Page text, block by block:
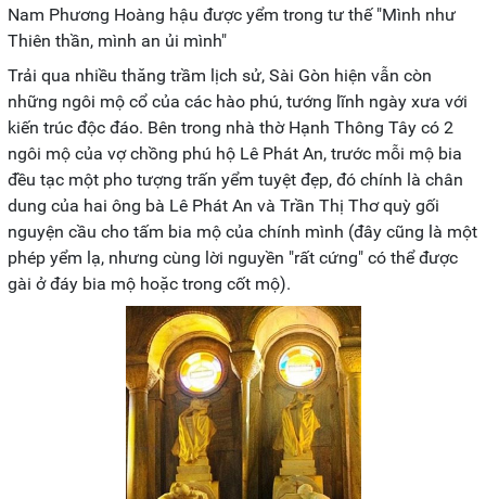
Nam Phương Hoàng hậu được yểm trong tư thế "Mình như
Thiên thần, mình an ủi mình"
Trải qua nhiều thăng trầm lịch sử, Sài Gòn hiện vẫn còn
những ngôi mộ cổ của các hào phú, tướng lĩnh ngày xưa với
kiến trúc độc đáo. Bên trong nhà thờ Hạnh Thông Tây có 2
ngôi mộ của vợ chồng phú hộ Lê Phát An, trước mỗi mộ bia
đều tạc một pho tượng trấn yểm tuyệt đẹp, đó chính là chân
dung của hai ông bà Lê Phát An và Trần Thị Thơ quỳ gối
nguyện cầu cho tấm bia mộ của chính mình (đây cũng là một
phép yểm lạ, nhưng cùng lời nguyền "rất cứng" có thể được
gài ở đáy bia mộ hoặc trong cốt mộ).